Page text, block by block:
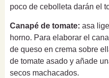
poco de cebolleta darán el
Canapé de tomate: asa
horno. Para elaborar el
de queso en crema sobre
de tomate asado y añade
secos machacados.